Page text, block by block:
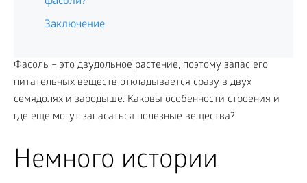
Заключение
Фасоль – это двудольное растение, поэтому запас его
питательных веществ откладывается сразу в двух
семядолях и зародыше. Каковы особенности строения и
где еще могут запасаться полезные вещества?
Немного истории